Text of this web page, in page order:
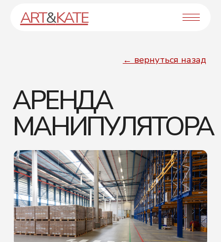
ART&KATE
МАНИПУЛЯТОРА
Клиент обратился с задачей сделать
сайт под ключ. Был проведен анализ
конкурентов, написан текст и сделан
уникальный дизайн
[ перейти на сайт ]